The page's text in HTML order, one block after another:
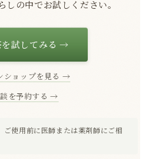
の中でお試しください。
を試してみる →
ショップを見る →
を予約する →
使用前に医師または薬剤師にご相